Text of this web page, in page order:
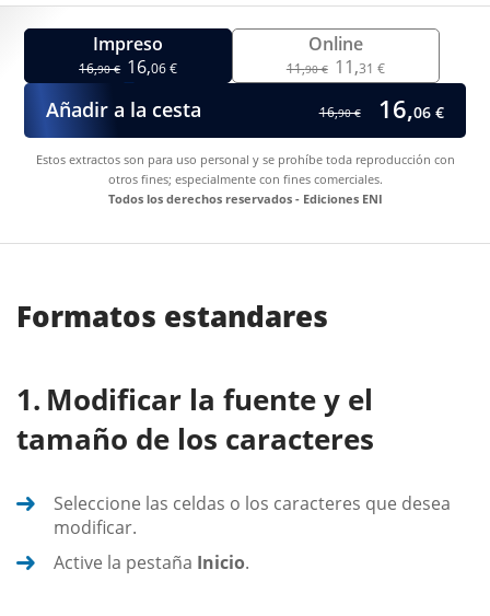
Impreso
16,90 € 16,06 €
Online
11,90 € 11,31 €
Añadir a la cesta 16,90 € 16,06 €
Estos extractos son para uso personal y se prohíbe toda reproducción con
otros fines; especialmente con fines comerciales.
Todos los derechos reservados - Ediciones ENI
Formatos estandares
Modificar la fuente y el
tamaño de los caracteres
Seleccione las celdas o los caracteres que desea
modificar.
Active la pestaña Inicio.